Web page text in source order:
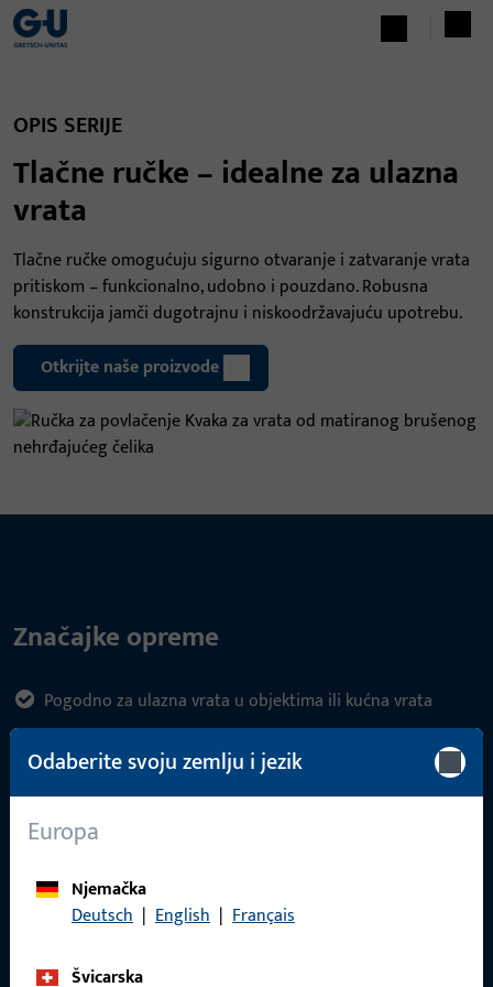
OPIS SERIJE
Tlačne ručke – idealne za ulazna
vrata
Tlačne ručke omogućuju sigurno otvaranje i zatvaranje vrata
pritiskom – funkcionalno, udobno i pouzdano. Robusna
konstrukcija jamči dugotrajnu i niskoodržavajuću upotrebu.
Otkrijte naše proizvode
Značajke opreme
Pogodno za ulazna vrata u objektima ili kućna vrata
Kompatibilno s drvenim, čeličnim i aluminijskim vratima
Izrađeno od otpornog nehrđajućeg čelika
Dostupno u različitim oblicima ručki: ravna, kosa,
zakrivljena ili ručka u obliku luka
Odaberite svoju zemlju i jezik
Europa
Njemačka
Deutsch | English | Français
Švicarska